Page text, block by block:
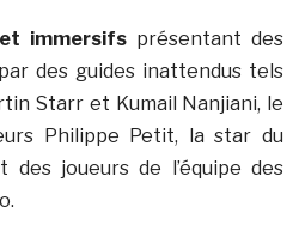
immersifs présentant des
des guides inattendus tels
Starr et Kumail Nanjiani, le
Philippe Petit, la star du
joueurs de l’équipe des